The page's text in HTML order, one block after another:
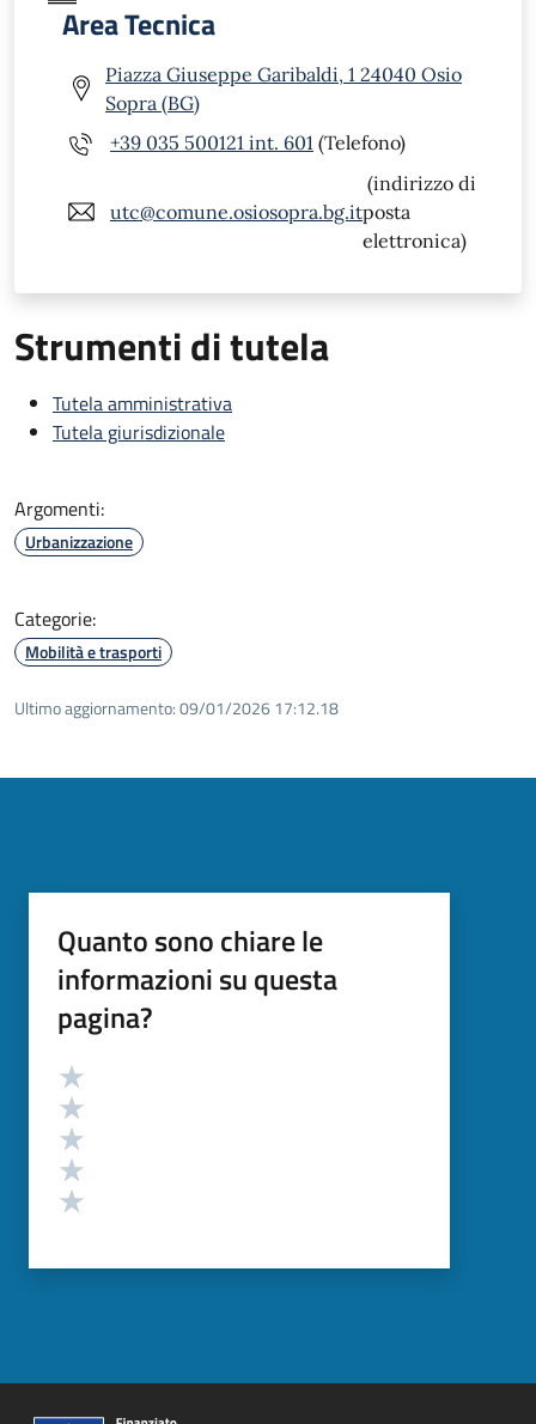
Area Tecnica
Piazza Giuseppe Garibaldi, 1 24040 Osio
Sopra (BG)
+39 035 500121 int. 601 (Telefono)
utc@comune.osiosopra.bg.it
(indirizzo di
posta
elettronica)
Strumenti di tutela
Tutela amministrativa
Tutela giurisdizionale
Argomenti:
Urbanizzazione
Categorie:
Mobilità e trasporti
Ultimo aggiornamento:09/01/2026 17:12.18
Quanto sono chiare le
informazioni su questa
pagina?
Valutazione